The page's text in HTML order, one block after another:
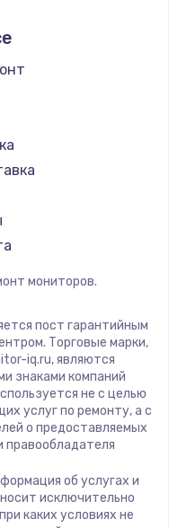
мониторов.
пост гарантийным
Торговые марки,
iq.ru, являются
знаками компаний
не с целью
услуг по ремонту, а с
о предоставляемых
правообладателя
об услугах и
исключительно
каких условиях не